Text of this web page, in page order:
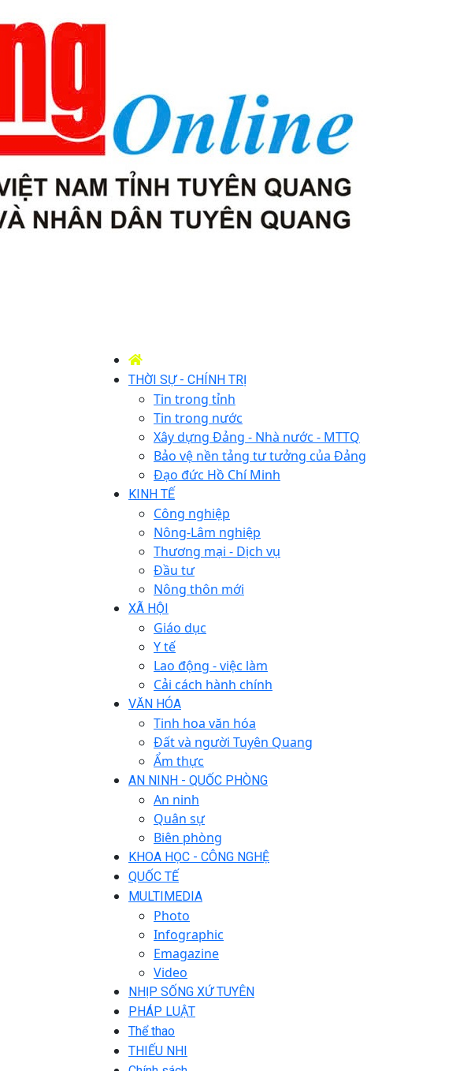
THỜI SỰ - CHÍNH TRỊ
Tin trong tỉnh
Tin trong nước
Xây dựng Đảng - Nhà nước - MTTQ
Bảo vệ nền tảng tư tưởng của Đảng
Đạo đức Hồ Chí Minh
KINH TẾ
Công nghiệp
Nông-Lâm nghiệp
Thương mại - Dịch vụ
Đầu tư
Nông thôn mới
XÃ HỘI
Giáo dục
Y tế
Lao động - việc làm
Cải cách hành chính
VĂN HÓA
Tinh hoa văn hóa
Đất và người Tuyên Quang
Ẩm thực
AN NINH - QUỐC PHÒNG
An ninh
Quân sự
Biên phòng
KHOA HỌC - CÔNG NGHỆ
QUỐC TẾ
MULTIMEDIA
Photo
Infographic
Emagazine
Video
NHỊP SỐNG XỨ TUYÊN
PHÁP LUẬT
Thể thao
THIẾU NHI